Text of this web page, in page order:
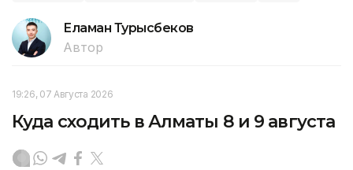
Еламан Турысбеков
Автор
19:26, 07 Августа 2026
Куда сходить в Алматы 8 и 9 августа